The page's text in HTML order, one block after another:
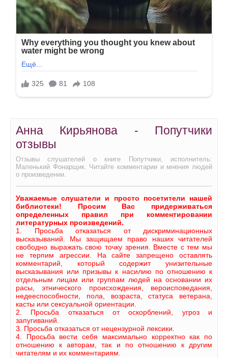
Анна Кирьянова - Попутчики
отзывы
Отзывы слушателей о книге Попутчики, исполнитель:
Маленький Фонарщик. Читайте комментарии и мнения людей
о произведении.
Уважаемые слушатели и просто посетители нашей
библиотеки! Просим Вас придерживаться
определенных правил при комментировании
литературных произведений.
1. Просьба отказаться от дискриминационных
высказываний. Мы защищаем право наших читателей
свободно выражать свою точку зрения. Вместе с тем мы
не терпим агрессии. На сайте запрещено оставлять
комментарий, который содержит унизительные
высказывания или призывы к насилию по отношению к
отдельным лицам или группам людей на основании их
расы, этнического происхождения, вероисповедания,
недееспособности, пола, возраста, статуса ветерана,
касты или сексуальной ориентации.
2. Просьба отказаться от оскорблений, угроз и
запугиваний.
3. Просьба отказаться от нецензурной лексики.
4. Просьба вести себя максимально корректно как по
отношению к авторам, так и по отношению к другим
читателям и их комментариям.